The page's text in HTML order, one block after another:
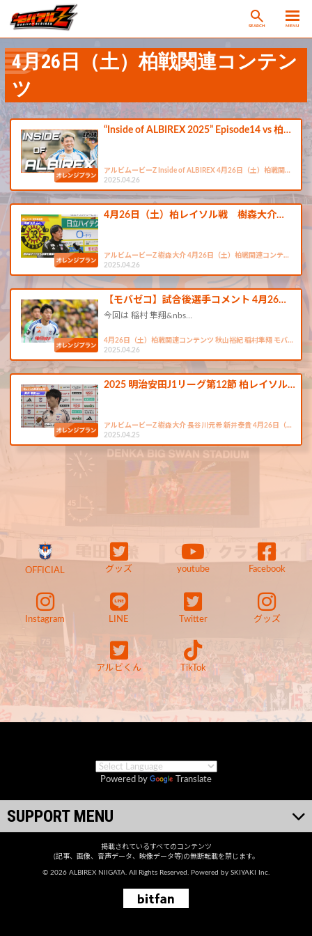
SEARCH MENU
4月26日（土）柏戦関連コンテン
ツ
“Inside of ALBIREX 2025” Episode14 vs 柏…
アルビムービーZ Inside of ALBIREX 4月26日（土）柏戦関…
2025.04.26
4月26日（土）柏レイソル戦 樹森大介…
アルビムービーZ 樹森大介 4月26日（土）柏戦関連コンテ…
2025.04.26
【モバゼコ】試合後選手コメント 4月26…
今回は 稲村 隼翔&nbs…
4月26日（土）柏戦関連コンテンツ 秋山裕紀 稲村隼翔 モバ…
2025.04.26
2025 明治安田J1リーグ第12節 柏レイソル…
アルビムービーZ 樹森大介 長谷川元希 新井泰貴 4月26日（…
2025.04.25
OFFICIAL グッズ youtube Facebook
Instagram LINE Twitter グッズ
アルビくん TikTok
Powered by Translate
SUPPORT MENU
掲載されているすべてのコンテンツ
(記事、画像、音声データ、映像データ等)の無断転載を禁じます。
© 2026 ALBIREX NIIGATA. All Rights Reserved. Powered by SKIYAKI Inc.